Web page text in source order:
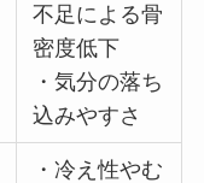
不足による骨
密度低下
・気分の落ち
込みやすさ
・冷え性やむ